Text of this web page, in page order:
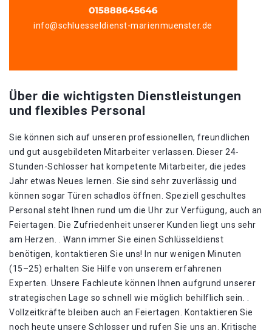
info@schluesseldienst-marienmuenster.de
Über die wichtigsten Dienstleistungen
und flexibles Personal
Sie können sich auf unseren professionellen, freundlichen
und gut ausgebildeten Mitarbeiter verlassen. Dieser 24-
Stunden-Schlosser hat kompetente Mitarbeiter, die jedes
Jahr etwas Neues lernen. Sie sind sehr zuverlässig und
können sogar Türen schadlos öffnen. Speziell geschultes
Personal steht Ihnen rund um die Uhr zur Verfügung, auch an
Feiertagen. Die Zufriedenheit unserer Kunden liegt uns sehr
am Herzen. . Wann immer Sie einen Schlüsseldienst
benötigen, kontaktieren Sie uns! In nur wenigen Minuten
(15–25) erhalten Sie Hilfe von unserem erfahrenen
Experten. Unsere Fachleute können Ihnen aufgrund unserer
strategischen Lage so schnell wie möglich behilflich sein. .
Vollzeitkräfte bleiben auch an Feiertagen. Kontaktieren Sie
noch heute unsere Schlosser und rufen Sie uns an. Kritische